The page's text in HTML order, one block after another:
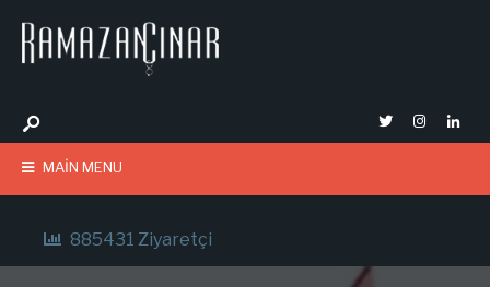
MAIN MENU
885431 Ziyaretçi